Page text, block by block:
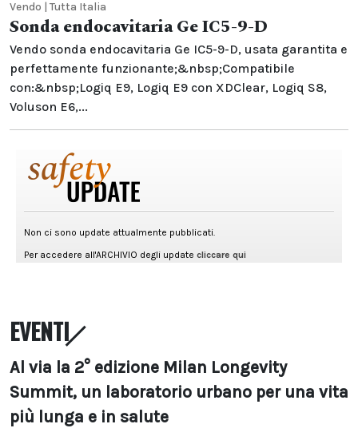
Vendo | Tutta Italia
Sonda endocavitaria Ge IC5-9-D
Vendo sonda endocavitaria Ge IC5-9-D, usata garantita e
perfettamente funzionante;&nbsp;Compatibile
con:&nbsp;Logiq E9, Logiq E9 con XDClear, Logiq S8,
Voluson E6,...
EVENTI
Al via la 2° edizione Milan Longevity
Summit, un laboratorio urbano per una vita
più lunga e in salute